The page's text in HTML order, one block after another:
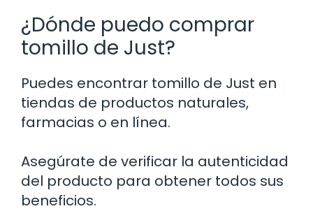
¿Dónde puedo comprar
tomillo de Just?
Puedes encontrar tomillo de Just en
tiendas de productos naturales,
farmacias o en línea.
Asegúrate de verificar la autenticidad
del producto para obtener todos sus
beneficios.